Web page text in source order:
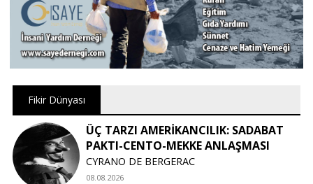
Fikir Dünyası
ÜÇ TARZI AMERİKANCILIK: SADABAT
PAKTI-CENTO-MEKKE ANLAŞMASI
CYRANO DE BERGERAC
08.08.2026